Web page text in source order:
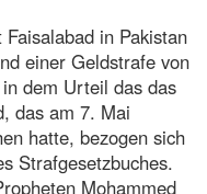
in Pakistan
einer Geldstrafe von
dem Urteil das das
das am 7. Mai
hatte, bezogen sich
Strafgesetzbuches.
Mohammed